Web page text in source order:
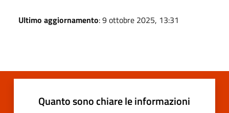
Ultimo aggiornamento: 9 ottobre 2025, 13:31
Quanto sono chiare le informazioni